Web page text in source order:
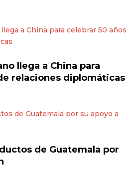
llega a China para
relaciones diplomáticas
de Guatemala por